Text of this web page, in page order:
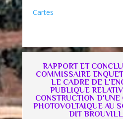
Cartes
RAPPORT ET
COMMISSAIRE
LE CADRE DE
PUBLIQUE
CONSTRUCTION D'UNE
PHOTOVOLTAIQUE AU
DIT